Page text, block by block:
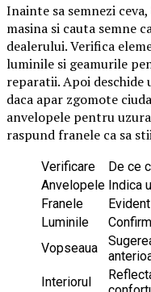
Inainte sa semnezi
masina si cauta semne
dealerului. Verifica
luminile si geamurile
reparatii. Apoi
daca apar zgomote
anvelopele pentru
raspund franele ca sa
Verificare
De ce
Anvelopele Indica
Franele
Luminile
Vopseaua
Interiorul